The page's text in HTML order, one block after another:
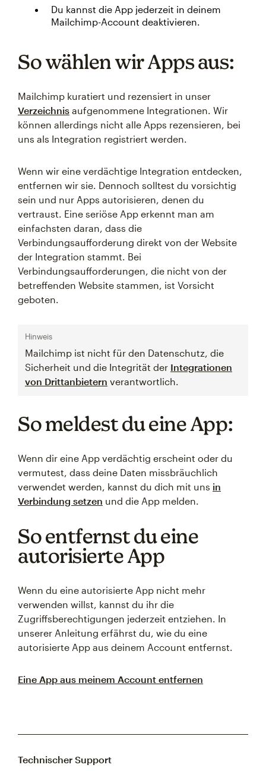
Du kannst die App jederzeit in deinem
Mailchimp-Account deaktivieren.
So wählen wir Apps aus:
Mailchimp kuratiert und rezensiert in unser
Verzeichnis aufgenommene Integrationen. Wir
können allerdings nicht alle Apps rezensieren, bei
uns als Integration registriert werden.
Wenn wir eine verdächtige Integration entdecken,
entfernen wir sie. Dennoch solltest du vorsichtig
sein und nur Apps autorisieren, denen du
vertraust. Eine seriöse App erkennt man am
einfachsten daran, dass die
Verbindungsaufforderung direkt von der Website
der Integration stammt. Bei
Verbindungsaufforderungen, die nicht von der
betreffenden Website stammen, ist Vorsicht
geboten.
Hinweis
Mailchimp ist nicht für den Datenschutz, die
Sicherheit und die Integrität der Integrationen
von Drittanbietern verantwortlich.
So meldest du eine App:
Wenn dir eine App verdächtig erscheint oder du
vermutest, dass deine Daten missbräuchlich
verwendet werden, kannst du dich mit uns in
Verbindung setzen und die App melden.
So entfernst du eine
autorisierte App
Wenn du eine autorisierte App nicht mehr
verwenden willst, kannst du ihr die
Zugriffsberechtigungen jederzeit entziehen. In
unserer Anleitung erfährst du, wie du eine
autorisierte App aus deinem Account entfernst.
Eine App aus meinem Account entfernen
Technischer Support